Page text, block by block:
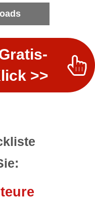
>>
teure